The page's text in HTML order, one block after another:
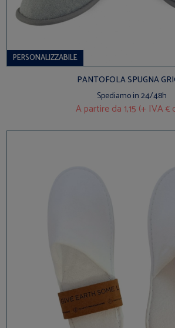
PERSONALIZZABILE
PANTOFOLA SPUGNA
Spediamo in 24/48h
A partire da1,15 (+ IVA€